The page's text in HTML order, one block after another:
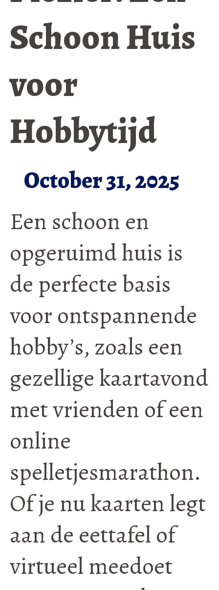
Schoon Huis
voor
Hobbytijd
October 31, 2025
Een schoon en
opgeruimd huis is
de perfecte basis
voor ontspannende
hobby’s, zoals een
gezellige kaartavond
met vrienden of een
online
spelletjesmarathon.
Of je nu kaarten legt
aan de eettafel of
virtueel meedoet